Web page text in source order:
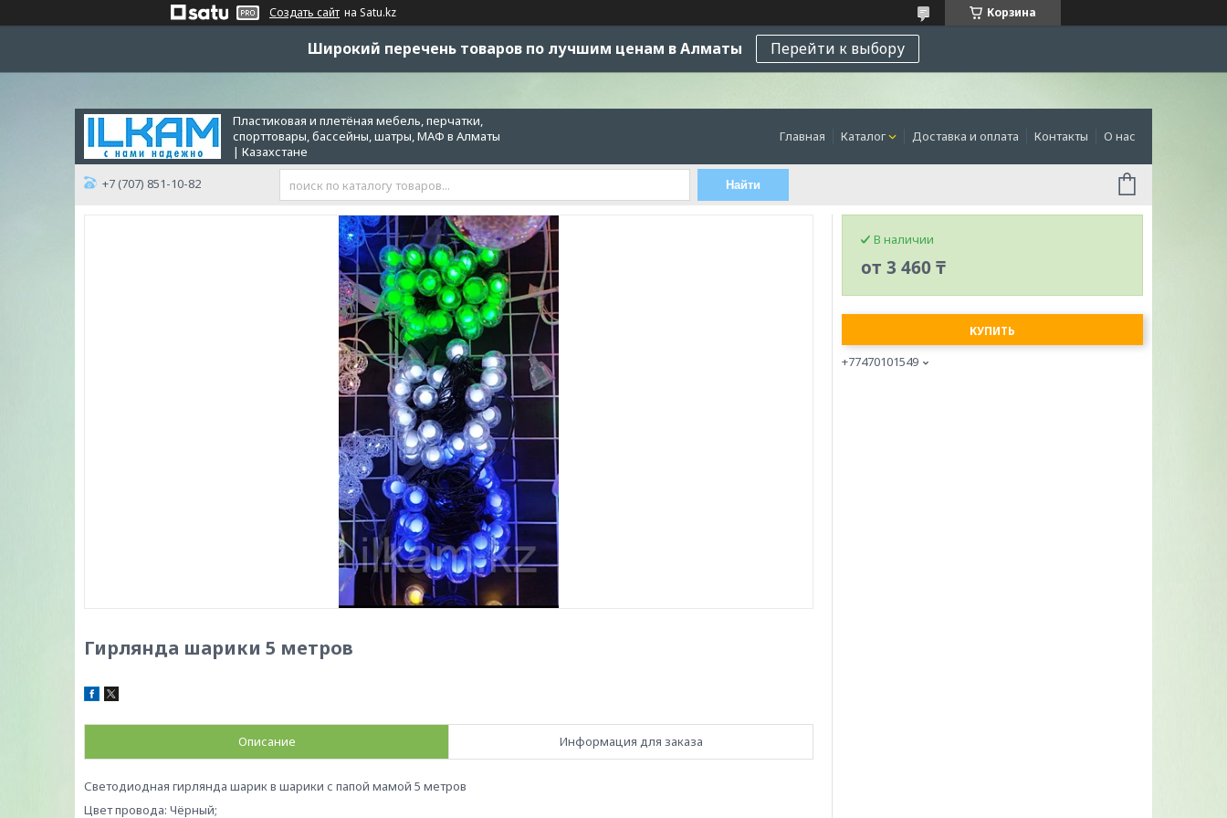
Создать сайт на Satu.kz Корзина
Широкий перечень товаров по лучшим ценам в Алматы Перейти к выбору
Пластиковая и плетёная мебель, перчатки,
спорттовары, бассейны, шатры, МАФ в Алматы
| Казахстане
Главная Каталог Доставка и оплата Контакты О нас
+7 (707) 851-10-82 Найти
Гирлянда шарики 5 метров
Описание Информация для заказа
Светодиодная гирлянда шарик в шарики с папой мамой 5 метров
Цвет провода: Чёрный;
В наличии
от 3 460 ₸
КУПИТЬ
+77470101549